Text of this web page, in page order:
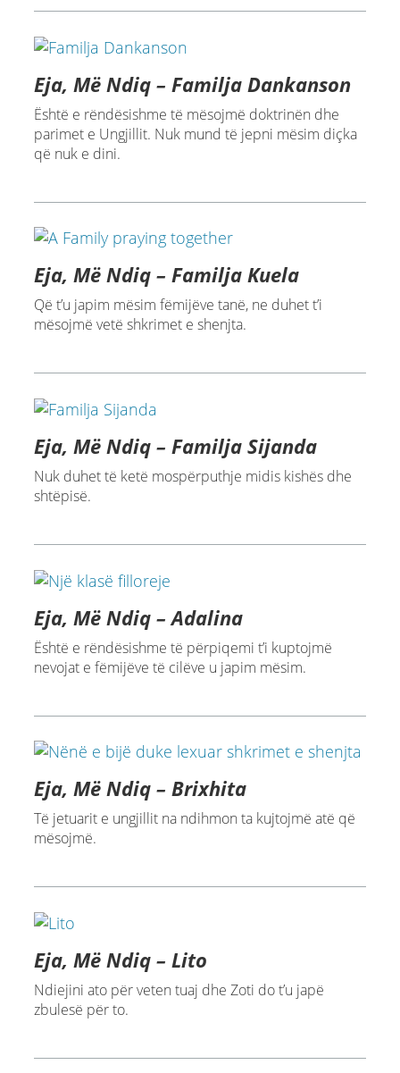
Eja, Më Ndiq – Familja Dankanson
Është e rëndësishme të mësojmë doktrinën dhe
parimet e Ungjillit. Nuk mund të jepni mësim diçka
që nuk e dini.
Eja, Më Ndiq – Familja Kuela
Që t’u japim mësim fëmijëve tanë, ne duhet t’i
mësojmë vetë shkrimet e shenjta.
Eja, Më Ndiq – Familja Sijanda
Nuk duhet të ketë mospërputhje midis kishës dhe
shtëpisë.
Eja, Më Ndiq – Adalina
Është e rëndësishme të përpiqemi t’i kuptojmë
nevojat e fëmijëve të cilëve u japim mësim.
Eja, Më Ndiq – Brixhita
Të jetuarit e ungjillit na ndihmon ta kujtojmë atë që
mësojmë.
Eja, Më Ndiq – Lito
Ndiejini ato për veten tuaj dhe Zoti do t’u japë
zbulesë për to.